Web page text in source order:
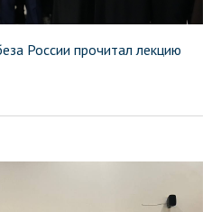
России прочитал лекцию